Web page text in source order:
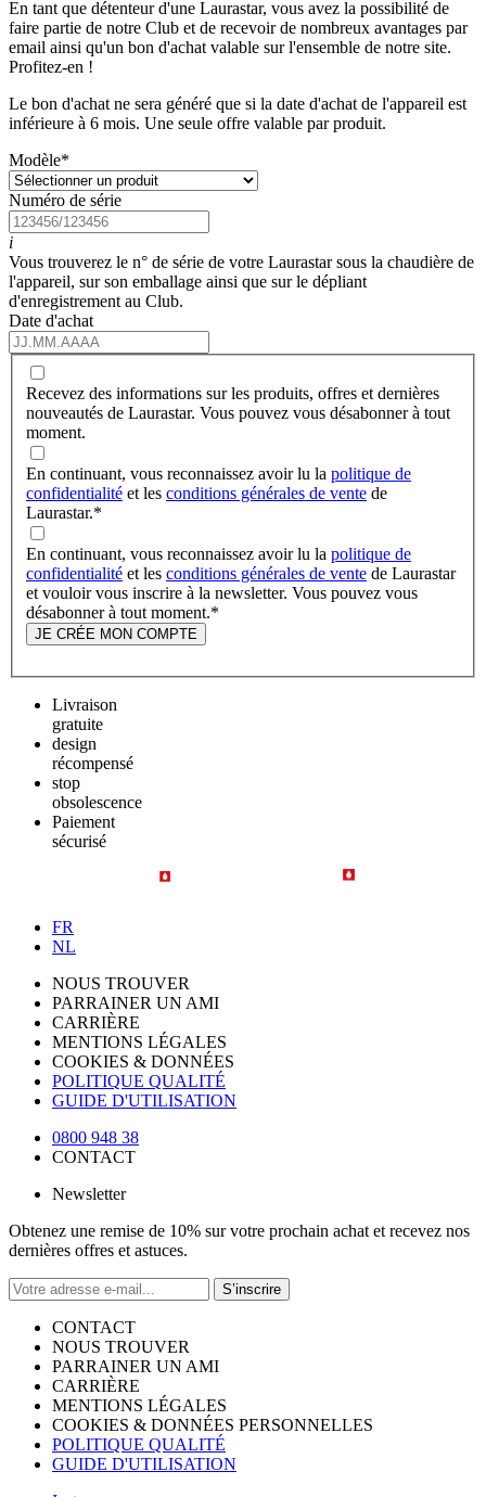
En tant que détenteur d'une Laurastar, vous avez la possibilité de
faire partie de notre Club et de recevoir de nombreux avantages par
email ainsi qu'un bon d'achat valable sur l'ensemble de notre site.
Profitez-en !
Le bon d'achat ne sera généré que si la date d'achat de l'appareil est
inférieure à 6 mois. Une seule offre valable par produit.
Modèle*
Numéro de série
i
Vous trouverez le n° de série de votre Laurastar sous la chaudière de
l'appareil, sur son emballage ainsi que sur le dépliant
d'enregistrement au Club.
Date d'achat
Recevez des informations sur les produits, offres et dernières
nouveautés de Laurastar. Vous pouvez vous désabonner à tout
moment.
En continuant, vous reconnaissez avoir lu la politique de
confidentialité et les conditions générales de vente de
Laurastar.*
En continuant, vous reconnaissez avoir lu la politique de
confidentialité et les conditions générales de vente de Laurastar
et vouloir vous inscrire à la newsletter. Vous pouvez vous
désabonner à tout moment.*
JE CRÉE MON COMPTE
Livraison
gratuite
design
récompensé
stop
obsolescence
Paiement
sécurisé
FR
NL
NOUS TROUVER
PARRAINER UN AMI
CARRIÈRE
MENTIONS LÉGALES
COOKIES & DONNÉES
POLITIQUE QUALITÉ
GUIDE D'UTILISATION
0800 948 38
CONTACT
Newsletter
Obtenez une remise de 10% sur votre prochain achat et recevez nos
dernières offres et astuces.
S’inscrire
CONTACT
NOUS TROUVER
PARRAINER UN AMI
CARRIÈRE
MENTIONS LÉGALES
COOKIES & DONNÉES PERSONNELLES
POLITIQUE QUALITÉ
GUIDE D'UTILISATION